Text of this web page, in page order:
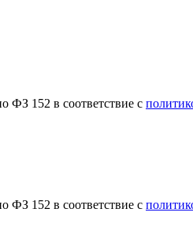
ФЗ 152 в соответствие с
ФЗ 152 в соответствие с